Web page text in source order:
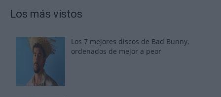
Los más vistos
Los 7 mejores discos de Bad Bunny,
ordenados de mejor a peor